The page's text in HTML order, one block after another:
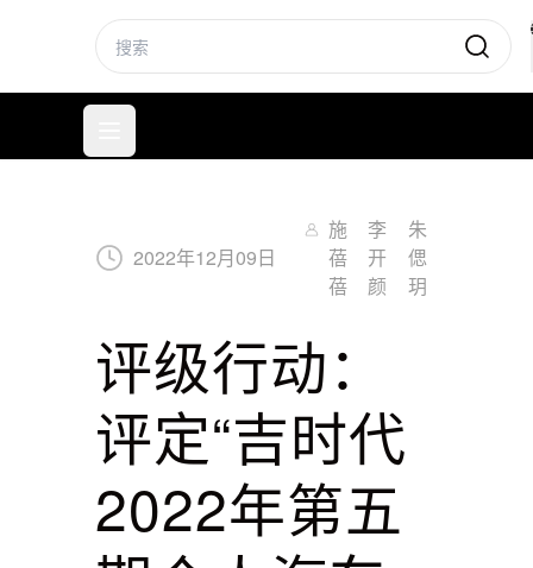
标普信评
2022年12月09日
施
蓓
蓓
李
开
颜
朱
偲
玥
评级行动：
评定“吉时代
2022年第五